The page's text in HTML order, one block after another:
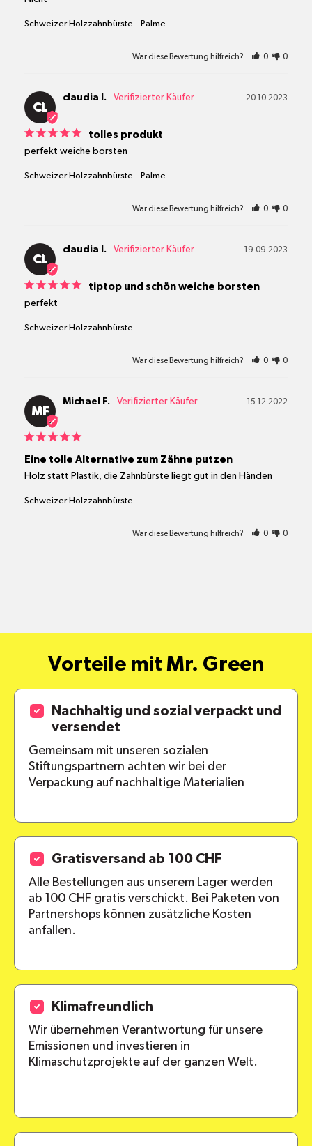
Schweizer Holzzahnbürste Palme
War diese Bewertung hilfreich? 0 0
CL
20.10.2023
claudia l.
tolles produkt
perfekt weiche borsten
Schweizer Holzzahnbürste Palme
War diese Bewertung hilfreich? 0 0
CL
19.09.2023
claudia l.
tiptop und schön weiche borsten
perfekt
Schweizer Holzzahnbürste
War diese Bewertung hilfreich? 0 0
MF
15.12.2022
Michael F.
Eine tolle Alternative zum Zähne putzen
Holz statt Plastik, die Zahnbürste liegt gut in den Händen
Schweizer Holzzahnbürste
War diese Bewertung hilfreich? 0 0
Vorteile mit Mr. Green
Nachhaltig und sozial verpackt und
versendet
Gemeinsam mit unseren sozialen
Stiftungspartnern achten wir bei der
Verpackung auf nachhaltige Materialien
Gratisversand ab 100 CHF
Alle Bestellungen aus unserem Lager werden
ab 100 CHF gratis verschickt. Bei Paketen von
Partnershops können zusätzliche Kosten
anfallen.
Klimafreundlich
Wir übernehmen Verantwortung für unsere
Emissionen und investieren in
Klimaschutzprojekte auf der ganzen Welt.